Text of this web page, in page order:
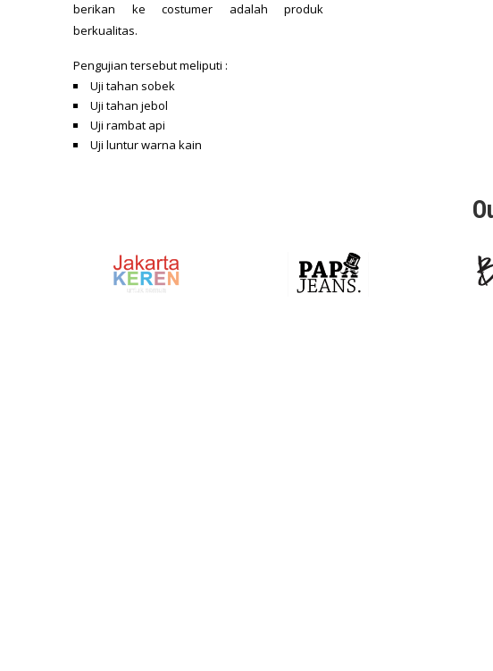
berikan ke costumer adalah produk
berkualitas.
Pengujian tersebut meliputi :
Uji tahan sobek
Uji tahan jebol
Uji rambat api
Uji luntur warna kain